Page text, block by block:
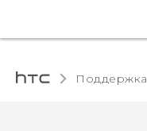
Поддержка